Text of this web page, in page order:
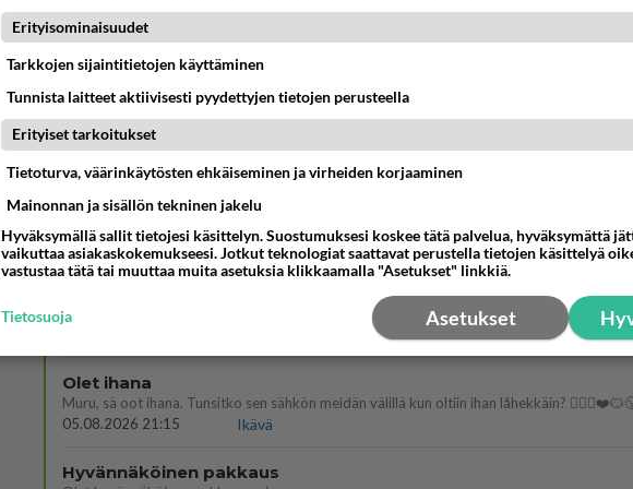
Kuka melkein täysi-ikäinen hukkui?
06.08.2026 20:09
Iisalmi
Mikä on ollut
Söpöintä välillämme?
06.08.2026 14:44
Ikävä
kenen näköinen
07.08.2026 16:24
Ikävä
Olet ihana
Muru, sä oot ihana. Tunsitko sen sähkön meidän välillä kun oltiin ihan låhekkäin?
05.08.2026 21:15
Ikävä
Hyvännäköinen pakkaus
Erityisominaisuudet
Tarkkojen sijaintitietojen käyttäminen
Tunnista laitteet aktiivisesti pyydettyjen tietojen perusteella
Erityiset tarkoitukset
Tietoturva, väärinkäytösten ehkäiseminen ja virheiden korjaaminen
Mainonnan ja sisällön tekninen jakelu
Hyväksymällä sallit tietojesi käsittelyn. Suostumuksesi koskee tätä palvelua, hyväksymättä
vaikuttaa asiakaskokemukseesi. Jotkut teknologiat saattavat perustella tietojen käsittelyä
vastustaa tätä tai muuttaa muita asetuksia klikkaamalla "Asetukset" linkkiä.
Asetukset
Tietosuoja